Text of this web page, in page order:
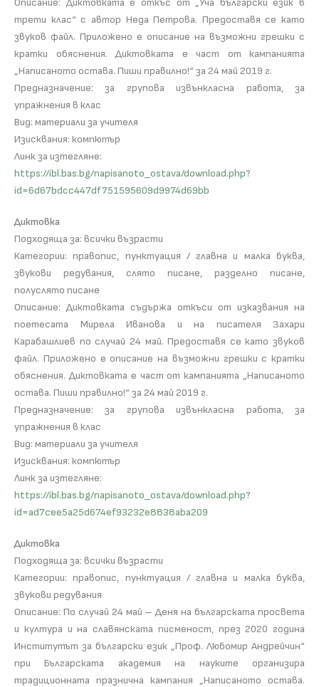
трети клас“ с автор Неда Петрова. Предоставя се като
звуков файл. Приложено е описание на възможни грешки с
кратки обяснения. Диктовката е част от кампанията
„Написаното остава. Пиши правилно!“ за 24 май 2019 г.
Предназначение: за групова извънкласна работа, за
упражнения в клас
Вид: материали за учителя
Изисквания: компютър
Линк за изтегляне:
https://ibl.bas.bg/napisanoto_ostava/download.php?
id=6d67bdcc447df751595609d9974d69bb
Диктовка
Подходяща за: всички възрасти
Категории: правопис, пунктуация / главна и малка буква,
звукови редувания, слято писане, разделно писане,
полуслято писане
Описание: Диктовката съдържа откъси от изказвания на
поетесата Мирела Иванова и на писателя Захари
Карабашлиев по случай 24 май. Предоставя се като звуков
файл. Приложено е описание на възможни грешки с кратки
обяснения. Диктовката е част от кампанията „Написаното
остава. Пиши правилно!“ за 24 май 2019 г.
Предназначение: за групова извънкласна работа, за
упражнения в клас
Вид: материали за учителя
Изисквания: компютър
Линк за изтегляне:
https://ibl.bas.bg/napisanoto_ostava/download.php?
id=ad7cee5a25d674ef93232e8838aba209
Диктовка
Подходяща за: всички възрасти
Категории: правопис, пунктуация / главна и малка буква,
звукови редувания
Описание: По случай 24 май – Деня на българската просвета
и култура и на славянската писменост, през 2020 година
Институтът за български език „Проф. Любомир Андрейчин“
при Българската академия на науките организира
традиционната празнична кампания „Написаното остава.